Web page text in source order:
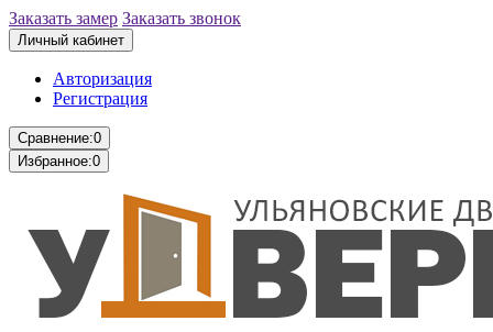
Заказать замер Заказать звонок
Личный кабинет
Авторизация
Регистрация
Сравнение:0
Избранное:0